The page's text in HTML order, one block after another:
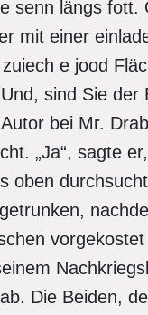
senn längs
mit einer
e jood
sind Sie
bei Mr.
„Ja“, sagte
oben
Die Beiden,